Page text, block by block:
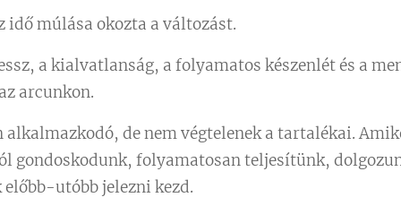
idő múlása okozta a változást.
a kialvatlanság, a folyamatos készenlét és a
arcunkon.
alkalmazkodó, de nem végtelenek a tartalékai.
gondoskodunk, folyamatosan teljesítünk,
utóbb jelezni kezd.